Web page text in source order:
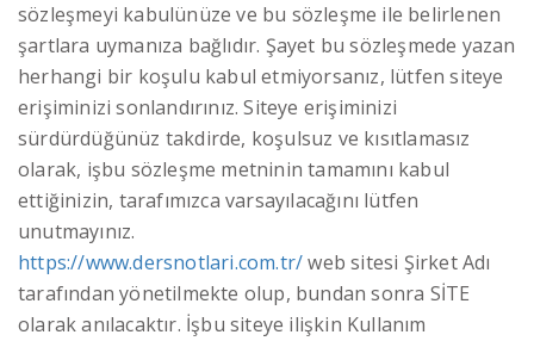
sözleşmeyi kabulünüze ve bu sözleşme ile belirlenen
şartlara uymanıza bağlıdır. Şayet bu sözleşmede yazan
herhangi bir koşulu kabul etmiyorsanız, lütfen siteye
erişiminizi sonlandırınız. Siteye erişiminizi
sürdürdüğünüz takdirde, koşulsuz ve kısıtlamasız
olarak, işbu sözleşme metninin tamamını kabul
ettiğinizin, tarafımızca varsayılacağını lütfen
unutmayınız.
https://www.dersnotlari.com.tr/web sitesi Şirket Adı
tarafından yönetilmekte olup, bundan sonra SİTE
olarak anılacaktır. İşbu siteye ilişkin Kullanım